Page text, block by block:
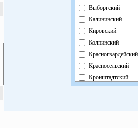
Выборгский
Калининский
Кировский
Колпинский
Красногвардейский
Красносельский
Кронштадтский